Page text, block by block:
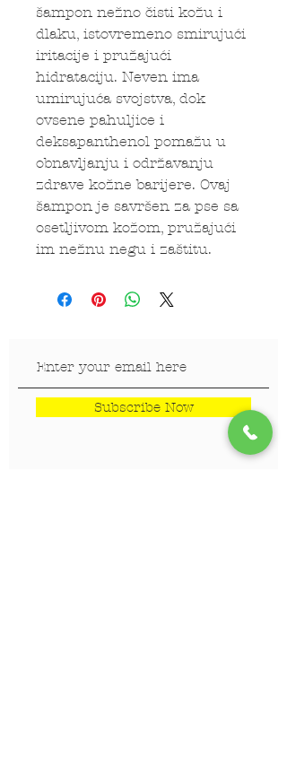
šampon nežno čisti kožu i
dlaku, istovremeno smirujući
iritacije i pružajući
hidrataciju. Neven ima
umirujuća svojstva, dok
ovsene pahuljice i
deksapanthenol pomažu u
obnavljanju i održavanju
zdrave kožne barijere. Ovaj
šampon je savršen za pse sa
osetljivom kožom, pružajući
im nežnu negu i zaštitu.
Subscribe Now